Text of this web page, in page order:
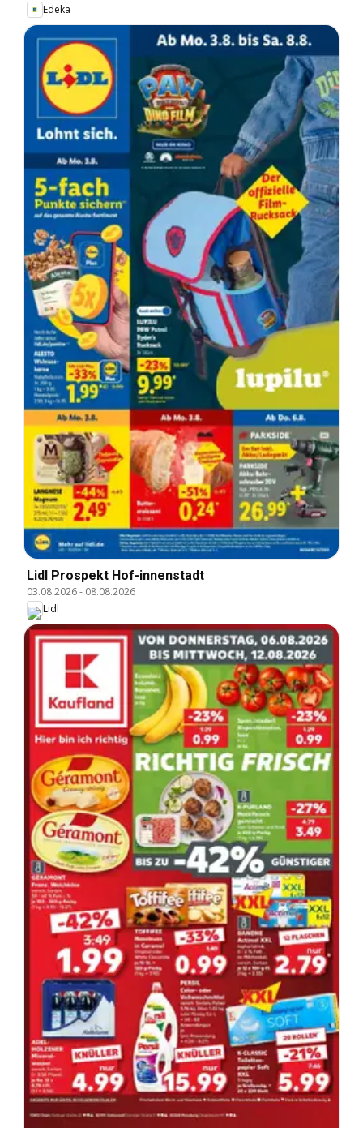
Edeka
Lidl Prospekt Hof-innenstadt
03.08.2026- 08.08.2026
Lidl